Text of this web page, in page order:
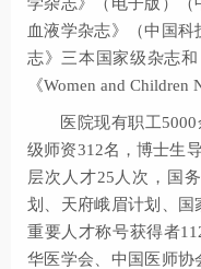
血液学杂志》（中国
志》三本国家级杂志和
《Women and Children
医院现有职工
级师资312名，博士生
层次人才25人次，国
划、天府峨眉计划、国
重要人才称号获得者
华医学会、中国医师协